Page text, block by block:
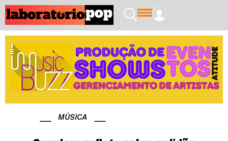
MÚSICA